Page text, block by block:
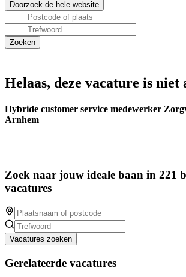
Helaas, deze vacature is niet
Hybride customer service medewerker
Arnhem
Zoek naar jouw ideale baan in 221
vacatures
Vacatures zoeken
Gerelateerde vacatures